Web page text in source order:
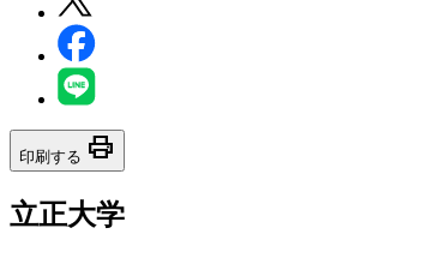
印刷する print
立正大学